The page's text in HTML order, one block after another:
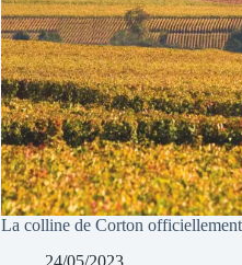
La colline de Corton